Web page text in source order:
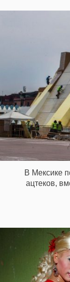
В Мексике
ацтеков,